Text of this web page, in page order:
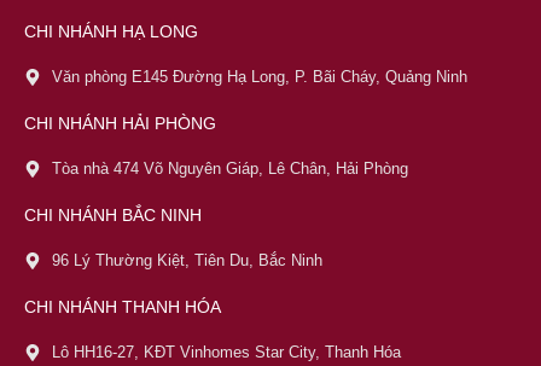
CHI NHÁNH HẠ LONG
Văn phòng E145 Đường Hạ Long, P. Bãi Cháy, Quảng Ninh
CHI NHÁNH HẢI PHÒNG
Tòa nhà 474 Võ Nguyên Giáp, Lê Chân, Hải Phòng
CHI NHÁNH BẮC NINH
96 Lý Thường Kiệt, Tiên Du, Bắc Ninh
CHI NHÁNH THANH HÓA
Lô HH16-27, KĐT Vinhomes Star City, Thanh Hóa